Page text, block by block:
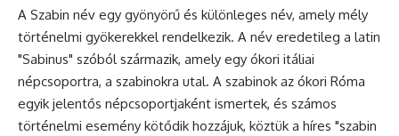
A Szabin név egy gyönyörű és különleges név, amely mély
történelmi gyökerekkel rendelkezik. A név eredetileg a latin
"Sabinus" szóból származik, amely egy ókori itáliai
népcsoportra, a szabinokra utal. A szabinok az ókori Róma
egyik jelentős népcsoportjaként ismertek, és számos
történelmi esemény kötődik hozzájuk, köztük a híres "szabin